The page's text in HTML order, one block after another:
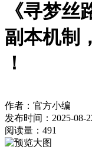
《寻梦
副本机制
！
作者：官方小编
发布时间：2025-08-
阅读量： 491